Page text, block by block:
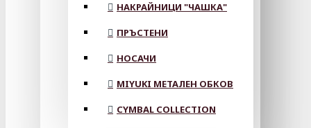
НАКРАЙНИЦИ "ЧАШКА"
ПРЪСТЕНИ
НОСАЧИ
MIYUKI МЕТАЛЕН ОБКОВ
CYMBAL COLLECTION